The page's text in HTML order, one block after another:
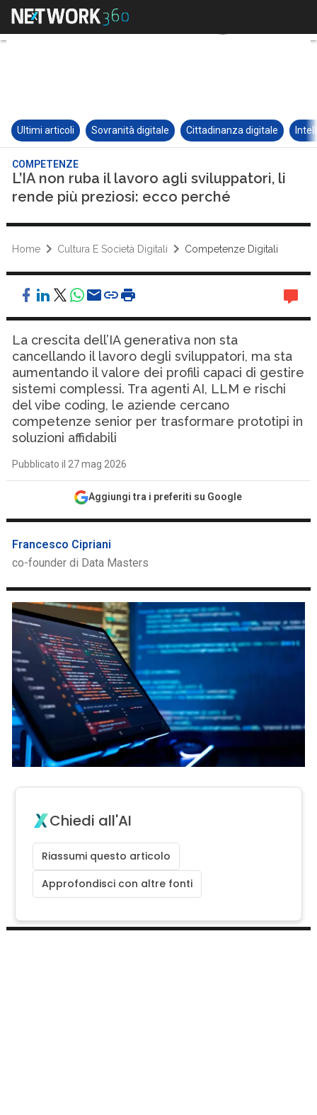
Ultimi articoli Sovranità digitale Cittadinanza digitale
COMPETENZE
L’IA non ruba il lavoro agli sviluppatori, li
rende più preziosi: ecco perché
Home Cultura E Società Digitali Competenze Digitali
La crescita dell’IA generativa non sta
cancellando il lavoro degli sviluppatori, ma sta
aumentando il valore dei profili capaci di gestire
sistemi complessi. Tra agenti AI, LLM e rischi
del vibe coding, le aziende cercano
competenze senior per trasformare prototipi in
soluzioni affidabili
Pubblicato il 27 mag 2026
Aggiungi tra i preferiti su Google
Francesco Cipriani
co-founder di Data Masters
Chiedi all'AI
Riassumi questo articolo
Approfondisci con altre fonti